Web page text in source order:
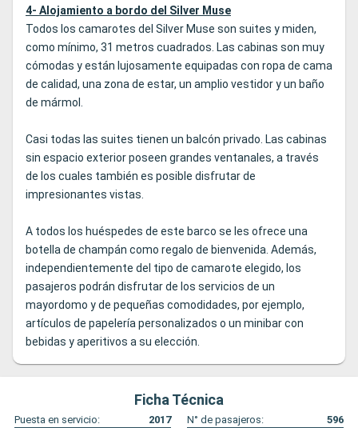
4- Alojamiento a bordo del Silver Muse
Todos los camarotes del Silver Muse son suites y miden,
como mínimo, 31 metros cuadrados. Las cabinas son muy
cómodas y están lujosamente equipadas con ropa de cama
de calidad, una zona de estar, un amplio vestidor y un baño
de mármol.
Casi todas las suites tienen un balcón privado. Las cabinas
sin espacio exterior poseen grandes ventanales, a través
de los cuales también es posible disfrutar de
impresionantes vistas.
A todos los huéspedes de este barco se les ofrece una
botella de champán como regalo de bienvenida. Además,
independientemente del tipo de camarote elegido, los
pasajeros podrán disfrutar de los servicios de un
mayordomo y de pequeñas comodidades, por ejemplo,
artículos de papelería personalizados o un minibar con
bebidas y aperitivos a su elección.
Ficha Técnica
Puesta en servicio: 2017 N° de pasajeros:
596